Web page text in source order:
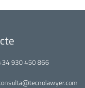
930 450 866